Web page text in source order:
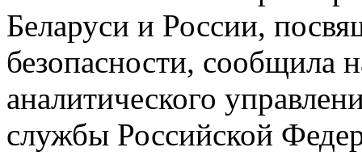
Беларуси и России,
безопасности, сообщила
аналитического
службы Российской